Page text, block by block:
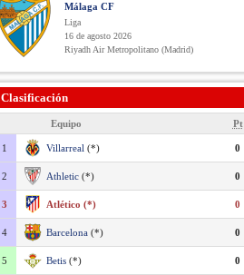
Málaga CF
Liga
16 de agosto 2026
Riyadh Air Metropolitano (Madrid)
Clasificación
Equipo Pt
1 Villarreal (*) 0
2 Athletic (*) 0
3 Atlético (*) 0
4 Barcelona (*) 0
5 Betis (*) 0